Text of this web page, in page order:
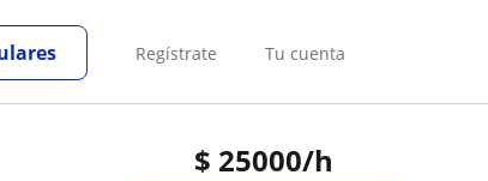
Regístrate Tu cuenta
$ 25000/h